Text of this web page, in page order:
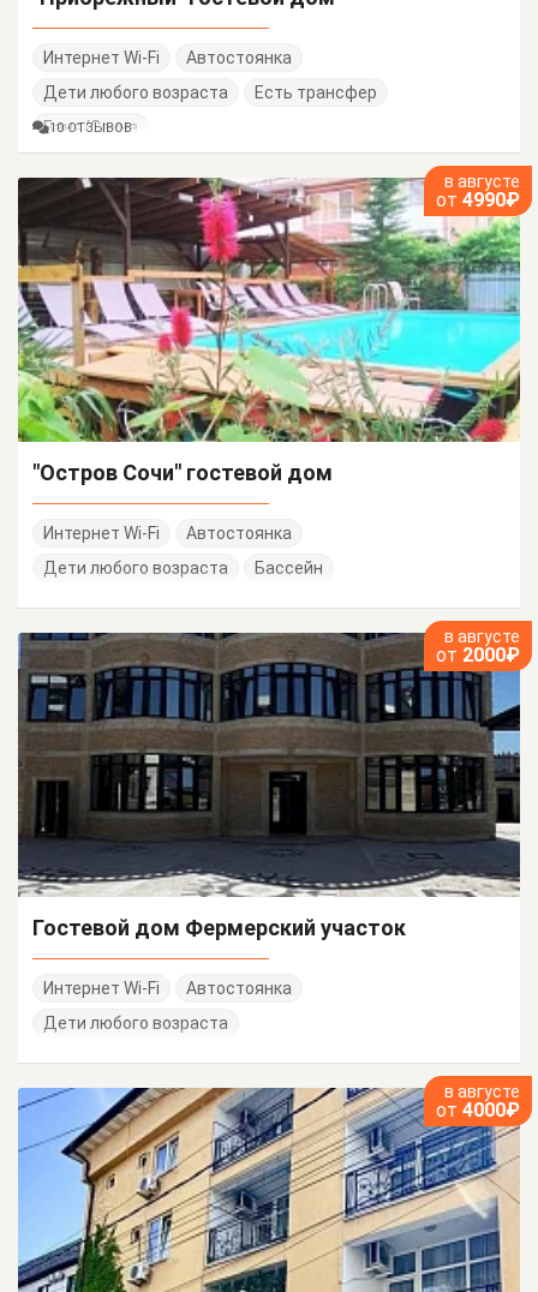
Интернет Wi-Fi
Автостоянка
Дети любого возраста
Есть трансфер
Баня/Сауна
10 ОТЗЫВОВ
в августе
от 4990₽
"Остров Сочи" гостевой дом
Интернет Wi-Fi
Автостоянка
Дети любого возраста
Бассейн
в августе
от 2000₽
Гостевой дом Фермерский участок
Интернет Wi-Fi
Автостоянка
Дети любого возраста
в августе
от 4000₽